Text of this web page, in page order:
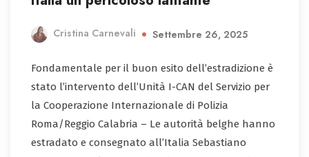
Cristina Carnevali Settembre 26, 2025
Fondamentale per il buon esito dell’estradizione è
stato l’intervento dell’Unità I-CAN del Servizio per
la Cooperazione Internazionale di Polizia
Roma/Reggio Calabria – Le autorità belghe hanno
estradato e consegnato all’Italia Sebastiano